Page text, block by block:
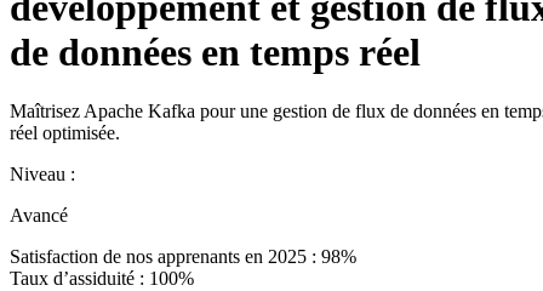
de données en temps réel
Maîtrisez Apache Kafka pour une gestion de flux de données en
réel optimisée.
Niveau :
Avancé
Satisfaction de nos apprenants en 2025 : 98%
Taux d’assiduité : 100%